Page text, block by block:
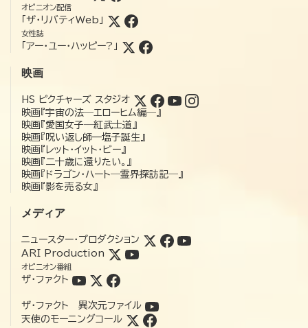
オピニオン配信
「ザ・リバティWeb」
女性誌
「アー・ユー・ハッピー?」
映画
HS ピクチャーズ スタジオ
映画『宇宙の法―エローヒム編―』
映画『愛国女子―紅武士道』
映画『呪い返し師—塩子誕生』
映画『レット・イット・ビー』
映画『二十歳に還りたい。』
映画『ドラゴン・ハート―霊界探訪記―』
映画『影を売る女』
メディア
ニュースター・プロダクション
ARI Production
オピニオン番組
ザ・ファクト
ザ・ファクト 異次元ファイル
天使のモーニングコール